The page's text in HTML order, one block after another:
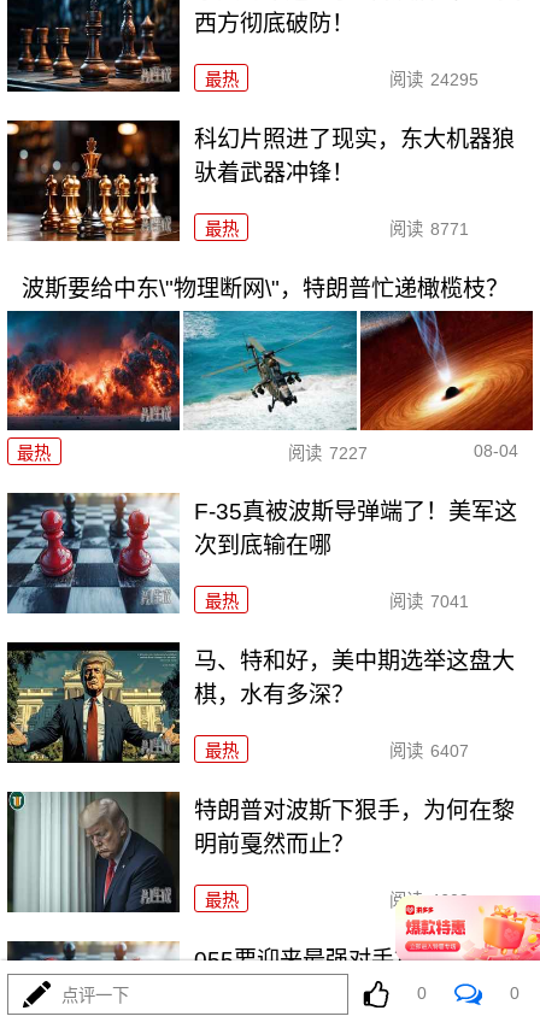
西方彻底破防！
最热 阅读 24295
科幻片照进了现实，东大机器狼
驮着武器冲锋！
最热 阅读 8771
波斯要给中东\"物理断网\"，特朗普忙递橄榄枝？
最热 阅读 7227 08-04
F-35真被波斯导弹端了！美军这
次到底输在哪
最热 阅读 7041
马、特和好，美中期选举这盘大
棋，水有多深？
最热 阅读 6407
特朗普对波斯下狠手，为何在黎
明前戛然而止？
最热 阅读 4609
055要迎来最强对手？东瀛万吨新
点评一下 0 0